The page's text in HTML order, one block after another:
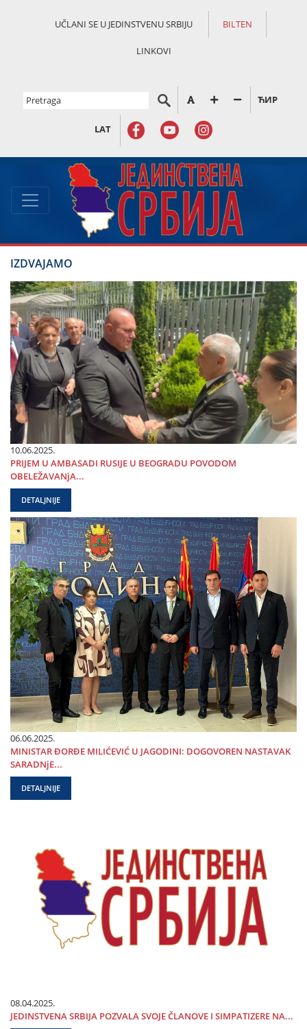
UČLANI SE U JEDINSTVENU SRBIJU BILTEN
LINKOVI
ЋИР
LAT
IZDVAJAMO
10.06.2025.
PRIЈEM U AMBASADI RUSIЈE U BEOGRADU POVODOM
OBELEŽAVANjA...
DETALJNIJE
06.06.2025.
MINISTAR ĐORĐE MILIĆEVIĆ U ЈAGODINI: DOGOVOREN NASTAVAK
SARADNjE...
DETALJNIJE
08.04.2025.
ЈEDINSTVENA SRBIЈA POZVALA SVOЈE ČLANOVE I SIMPATIZERE NA...